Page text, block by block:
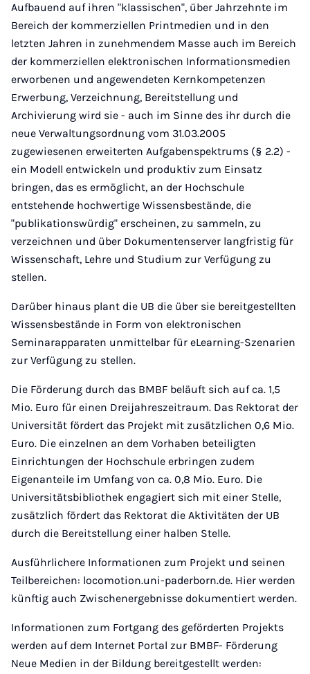
Aufbauend auf ihren "klassischen", über Jahrzehnte im
Bereich der kommerziellen Printmedien und in den
letzten Jahren in zunehmendem Masse auch im Bereich
der kommerziellen elektronischen Informationsmedien
erworbenen und angewendeten Kernkompetenzen
Erwerbung, Verzeichnung, Bereitstellung und
Archivierung wird sie - auch im Sinne des ihr durch die
neue Verwaltungsordnung vom 31.03.2005
zugewiesenen erweiterten Aufgabenspektrums (§ 2.2) -
ein Modell entwickeln und produktiv zum Einsatz
bringen, das es ermöglicht, an der Hochschule
entstehende hochwertige Wissensbestände, die
"publikationswürdig" erscheinen, zu sammeln, zu
verzeichnen und über Dokumentenserver langfristig für
Wissenschaft, Lehre und Studium zur Verfügung zu
stellen.
Darüber hinaus plant die UB die über sie bereitgestellten
Wissensbestände in Form von elektronischen
Seminarapparaten unmittelbar für eLearning-Szenarien
zur Verfügung zu stellen.
Die Förderung durch das BMBF beläuft sich auf ca. 1,5
Mio. Euro für einen Dreijahreszeitraum. Das Rektorat der
Universität fördert das Projekt mit zusätzlichen 0,6 Mio.
Euro. Die einzelnen an dem Vorhaben beteiligten
Einrichtungen der Hochschule erbringen zudem
Eigenanteile im Umfang von ca. 0,8 Mio. Euro. Die
Universitätsbibliothek engagiert sich mit einer Stelle,
zusätzlich fördert das Rektorat die Aktivitäten der UB
durch die Bereitstellung einer halben Stelle.
Ausführlichere Informationen zum Projekt und seinen
Teilbereichen: locomotion.uni-paderborn.de. Hier werden
künftig auch Zwischenergebnisse dokumentiert werden.
Informationen zum Fortgang des geförderten Projekts
werden auf dem Internet Portal zur BMBF- Förderung
Neue Medien in der Bildung bereitgestellt werden: